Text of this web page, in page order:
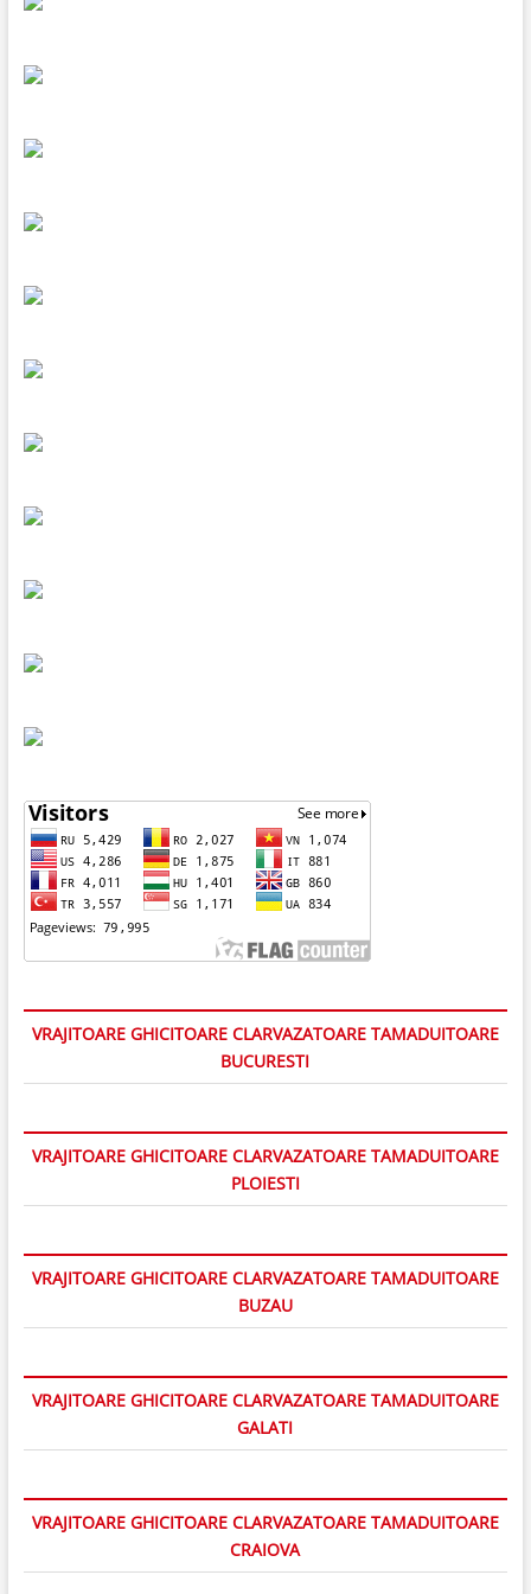
VRAJITOARE GHICITOARE CLARVAZATOARE TAMADUITOARE
BUCURESTI
VRAJITOARE GHICITOARE CLARVAZATOARE TAMADUITOARE
PLOIESTI
VRAJITOARE GHICITOARE CLARVAZATOARE TAMADUITOARE
BUZAU
VRAJITOARE GHICITOARE CLARVAZATOARE TAMADUITOARE
GALATI
VRAJITOARE GHICITOARE CLARVAZATOARE TAMADUITOARE
CRAIOVA